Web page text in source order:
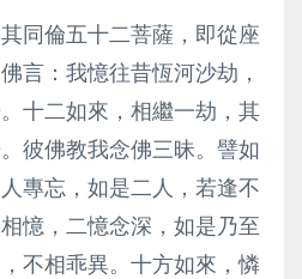
同倫五十二菩薩，即從座
言：我憶往昔恆河沙劫，
十二如來，相繼一劫，其
彼佛教我念佛三昧。譬如
專忘，如是二人，若逢不
憶，二憶念深，如是乃至
不相乖異。十方如來，憐